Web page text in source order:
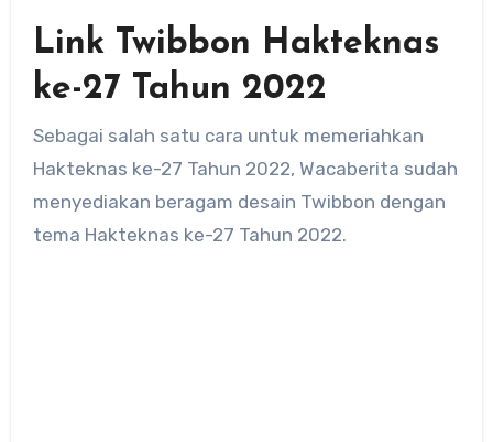
Link Twibbon Hakteknas
ke-27 Tahun 2022
Sebagai salah satu cara untuk memeriahkan
Hakteknas ke-27 Tahun 2022, Wacaberita sudah
menyediakan beragam desain Twibbon dengan
tema Hakteknas ke-27 Tahun 2022.